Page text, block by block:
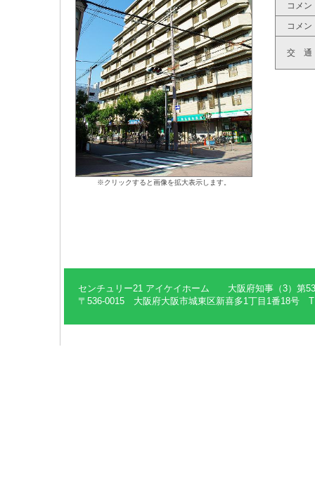
※クリックすると画像を拡大表示します。
コメ
コメ
交 通